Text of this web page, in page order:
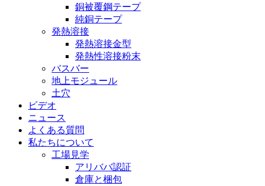
銅被覆鋼テープ
純銅テープ
発熱溶接
発熱溶接金型
発熱性溶接粉末
バスバー
地上モジュール
土穴
ビデオ
ニュース
よくある質問
私たちについて
工場見学
アリババ認証
倉庫と梱包